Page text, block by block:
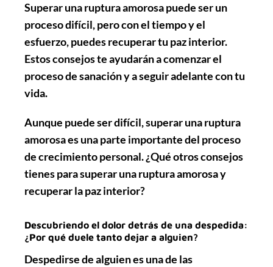
Superar una ruptura amorosa puede ser un
proceso difícil, pero con el tiempo y el
esfuerzo, puedes recuperar tu paz interior.
Estos consejos te ayudarán a comenzar el
proceso de sanación y a seguir adelante con tu
vida.
Aunque puede ser difícil, superar una ruptura
amorosa es una parte importante del proceso
de crecimiento personal. ¿Qué otros consejos
tienes para superar una ruptura amorosa y
recuperar la paz interior?
Descubriendo el dolor detrás de una despedida:
¿Por qué duele tanto dejar a alguien?
Despedirse de alguien es una de las